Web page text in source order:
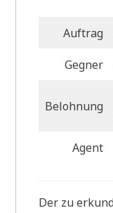
Auftrag
Gegner
Belohnung
Agent
Der zu